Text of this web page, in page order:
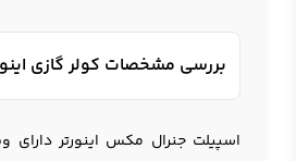
بررسی مشخصات کولر گازی
اسپیلت جنرال مکس اینورتر دارای